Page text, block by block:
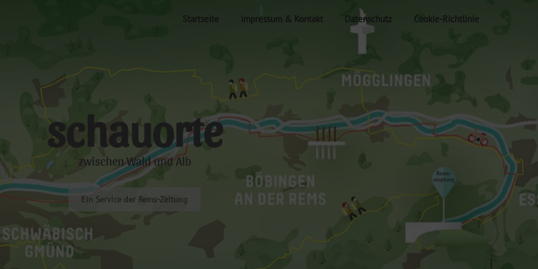
Startseite Impressum & Kontakt Datenschutz Cookie-Richtlinie
schauorte
zwischen Wald und Alb
Ein Service der Rems-Zeitung